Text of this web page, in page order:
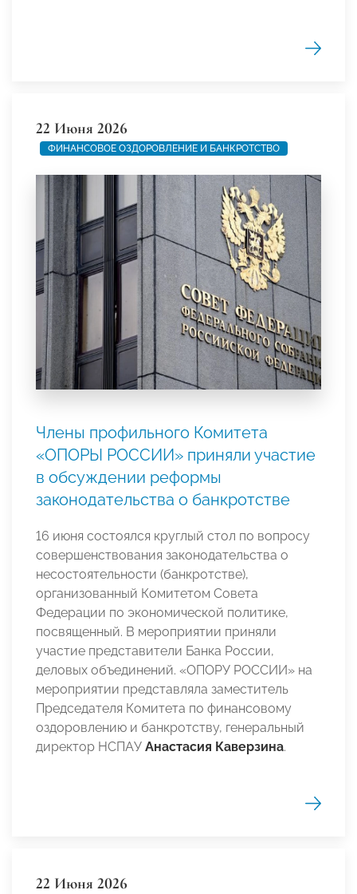
22 Июня 2026
ФИНАНСОВОЕ ОЗДОРОВЛЕНИЕ И БАНКРОТСТВО
Члены профильного Комитета
«ОПОРЫ РОССИИ» приняли участие
в обсуждении реформы
законодательства о банкротстве
16 июня состоялся круглый стол по вопросу
совершенствования законодательства о
несостоятельности (банкротстве),
организованный Комитетом Совета
Федерации по экономической политике,
посвященный. В мероприятии приняли
участие представители Банка России,
деловых объединений. «ОПОРУ РОССИИ» на
мероприятии представляла заместитель
Председателя Комитета по финансовому
оздоровлению и банкротству, генеральный
директор НСПАУ Анастасия Каверзина.
22 Июня 2026